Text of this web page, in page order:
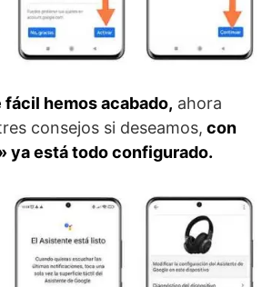
fácil hemos acabado, ahora
consejos si deseamos, con
ya está todo configurado.